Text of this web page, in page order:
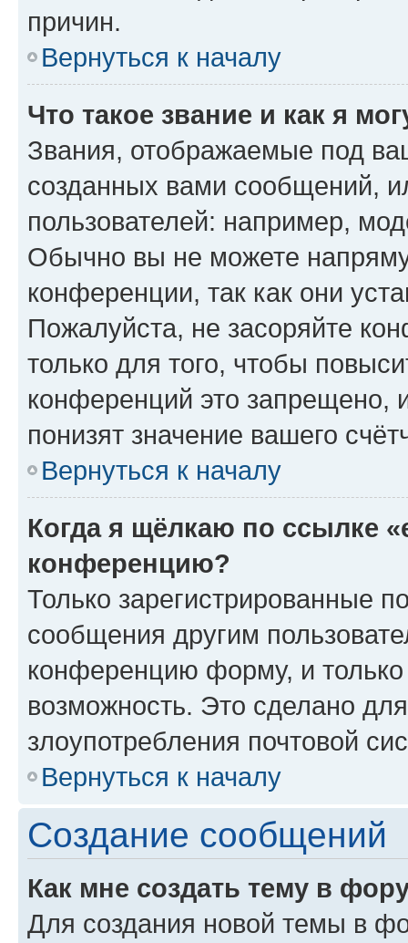
причин.
Вернуться к началу
Что такое звание и как я
Звания, отображаемые под
созданных вами сообщений,
пользователей: например,
Обычно вы не можете
конференции, так как они
Пожалуйста, не засоряйте
только для того, чтобы
конференций это запрещено,
понизят значение вашего
Вернуться к началу
Когда я щёлкаю по ссылке
конференцию?
Только зарегистрированные
сообщения другим
конференцию форму, и
возможность. Это сделано
злоупотребления почтовой
Вернуться к началу
Создание сообщений
Как мне создать тему в
Для создания новой темы в